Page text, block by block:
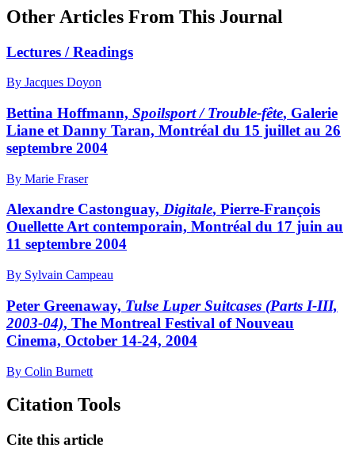
Other Articles From This Journal
Lectures / Readings
By Jacques Doyon
Bettina Hoffmann, Spoilsport / Trouble-fête, Galerie
Liane et Danny Taran, Montréal du 15 juillet au 26
septembre 2004
By Marie Fraser
Alexandre Castonguay, Digitale, Pierre-François
Ouellette Art contemporain, Montréal du 17 juin au
11 septembre 2004
By Sylvain Campeau
Peter Greenaway, Tulse Luper Suitcases (Parts I-III,
2003-04), The Montreal Festival of Nouveau
Cinema, October 14-24, 2004
By Colin Burnett
Citation Tools
Cite this article